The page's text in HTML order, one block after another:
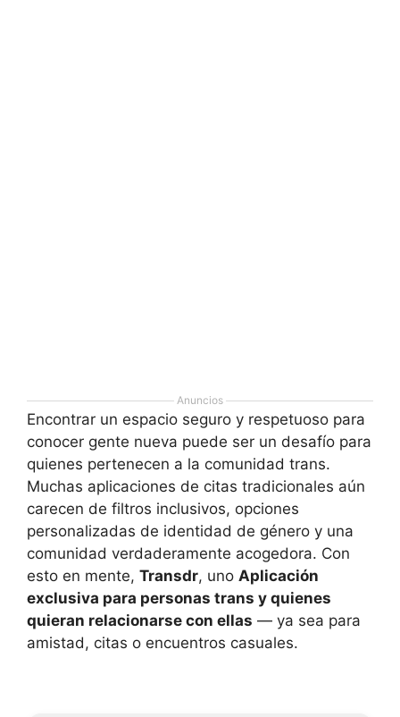
Anuncios
Encontrar un espacio seguro y respetuoso para
conocer gente nueva puede ser un desafío para
quienes pertenecen a la comunidad trans.
Muchas aplicaciones de citas tradicionales aún
carecen de filtros inclusivos, opciones
personalizadas de identidad de género y una
comunidad verdaderamente acogedora. Con
esto en mente, Transdr, uno Aplicación
exclusiva para personas trans y quienes
quieran relacionarse con ellas — ya sea para
amistad, citas o encuentros casuales.